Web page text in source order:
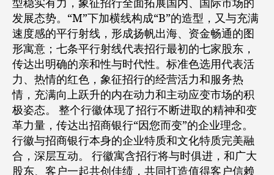
型稳实有力，象征招行全面拓展国内、国际市场的
发展态势。“M”下加横线构成“B”的造型，又与充满
速度感的平行射线，形成扬帆出海、资金畅通的图
形寓意；七条平行射线代表招行最初的七家股东，
传达出明确的亲和性与时代性。标准色选用代表活
力、热情的红色，象征招行的经营活力和服务热
情，充满向上跃升的内在动力和主动应变市场的积
极姿态。 整个行徽体现了招行不断进取的精神和变
革力量，传达出招商银行“因您而变”的企业理念。
行徽与招商银行本身的企业特质和文化特质完美融
合，深层互动。 行徽寓含招行将与时俱进，和广大
股东、客户一起共创佳绩，共同打造值得客户信赖